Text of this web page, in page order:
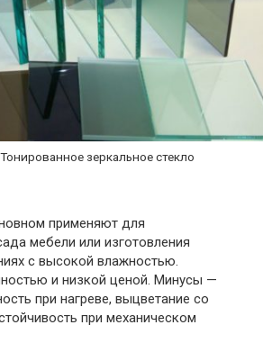
Тонированное зеркальное стекло
применяют для
мебели или изготовления
с высокой влажностью.
и низкой ценой. Минусы —
при нагреве, выцветание со
при механическом